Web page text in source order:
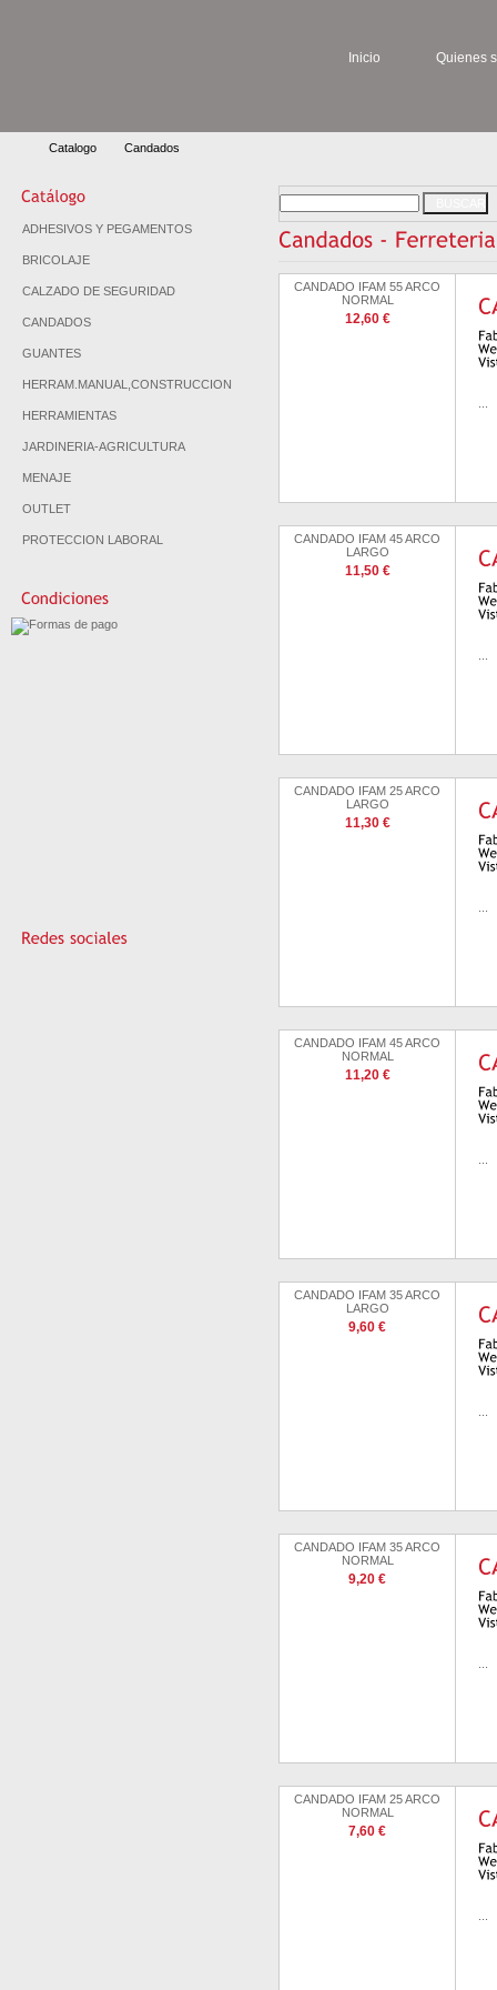
Inicio Quienes
Catalogo Candados
ADHESIVOS Y PEGAMENTOS
BRICOLAJE
CALZADO DE SEGURIDAD
CANDADOS
GUANTES
HERRAM.MANUAL,CONSTRUCCION
HERRAMIENTAS
JARDINERIA-AGRICULTURA
MENAJE
OUTLET
PROTECCION LABORAL
CANDADO IFAM 55 ARCO
NORMAL
12,60 €
CANDADO IFAM 45 ARCO
LARGO
11,50 €
CANDADO IFAM 25 ARCO
LARGO
11,30 €
CANDADO IFAM 45 ARCO
NORMAL
11,20 €
CANDADO IFAM 35 ARCO
LARGO
9,60 €
CANDADO IFAM 35 ARCO
NORMAL
9,20 €
CANDADO IFAM 25 ARCO
NORMAL
7,60 €